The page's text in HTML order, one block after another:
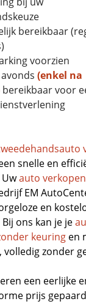
bereikbaar
voorzien
(enkel na
bereikbaar voor
snelle en
Uwauto verkopen
EM
en
ons kan je je
keuring en
volledig zonder
een eerlijke
prijs